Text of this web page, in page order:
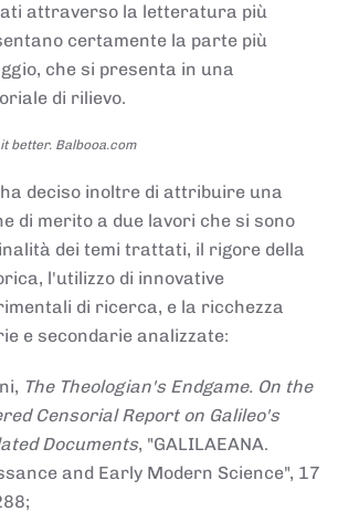
attraverso la letteratura più
certamente la parte più
che si presenta in una
di rilievo.
better. Balbooa.com
deciso inoltre di attribuire una
di merito a due lavori che si sono
dei temi trattati, il rigore della
l'utilizzo di innovative
di ricerca, e la ricchezza
e secondarie analizzate:
The Theologian's Endgame. On the
Censorial Report on Galileo's
Documents, "GALILAEANA.
and Early Modern Science", 17